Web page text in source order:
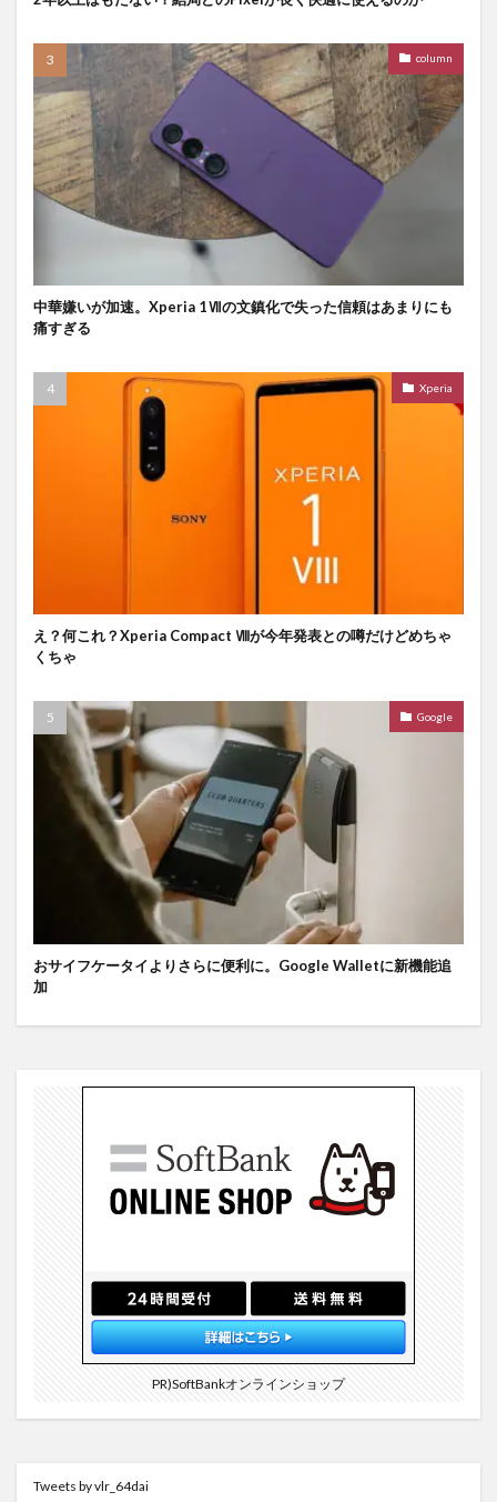
column
中華嫌いが加速。Xperia 1Ⅶの文鎮化で失った信頼はあまりにも
痛すぎる
Xperia
え？何これ？Xperia Compact Ⅷが今年発表との噂だけどめちゃ
くちゃ
Google
おサイフケータイよりさらに便利に。Google Walletに新機能追
加
PR)SoftBankオンラインショップ
Tweets by vlr_64dai